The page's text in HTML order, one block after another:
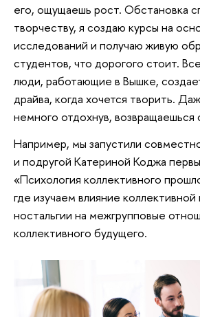
его, ощущаешь рост. Обстановка
творчеству, я создаю курсы на
исследований и получаю живую
студентов, что дорогого стоит.
люди, работающие в Вышке,
драйва, когда хочется творить.
немного отдохнув, возвращаешься
Например, мы запустили
и подругой Катериной Коджа
«Психология коллективного
где изучаем влияние
ностальгии на межгрупповые
коллективного будущего.